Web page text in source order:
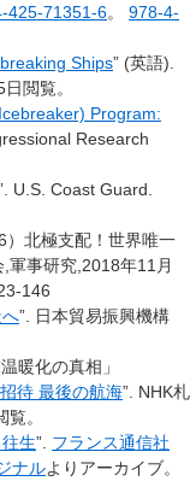
425-71351-6。 978-4-
Ships” (英語).
閲覧。
Program:
Research
U.S. Coast Guard.
）北極支配！世界唯一
軍事研究,2018年11月
146
”.
日本貿易振興機構
化の真相」
待 最後の航海”. NHK札
。
生”. フランス通信社
ナルよりアーカイブ。